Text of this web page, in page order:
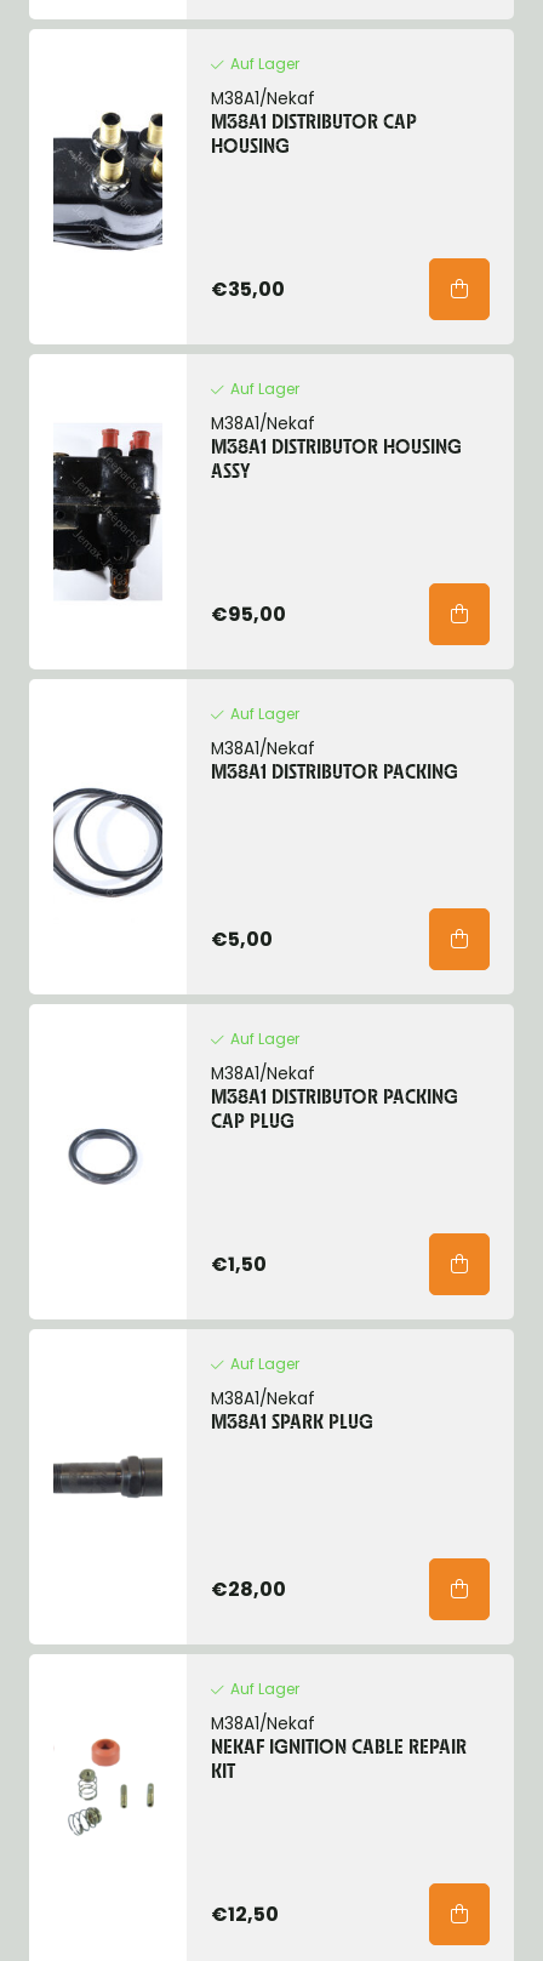
Auf Lager
M38A1/Nekaf
M38A1 DISTRIBUTOR CAP
HOUSING
€35,00
Auf Lager
M38A1/Nekaf
M38A1 DISTRIBUTOR HOUSING
ASSY
€95,00
Auf Lager
M38A1/Nekaf
M38A1 DISTRIBUTOR PACKING
€5,00
Auf Lager
M38A1/Nekaf
M38A1 DISTRIBUTOR PACKING
CAP PLUG
€1,50
Auf Lager
M38A1/Nekaf
M38A1 SPARK PLUG
€28,00
Auf Lager
M38A1/Nekaf
NEKAF IGNITION CABLE REPAIR
KIT
€12,50